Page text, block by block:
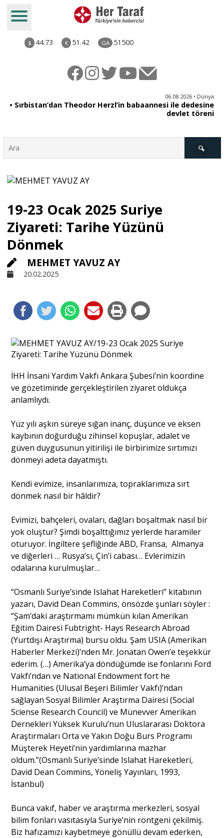
$ 44.73 € 51.42 GA 51500
06.08.2026 • Dünya
• Sırbistan’dan Theodor Herzl’in babaannesi ile dedesine
devlet töreni
Derkenar
Ekonomi
Dünya
Yorum - Analiz
Yazı Dizisi
Dosya Haber
Ankara Analiz
Sağlık
19-23 Ocak 2025 Suriye
Ziyareti: Tarihe Yüzünü
Dönmek
MEHMET YAVUZ AY
20.02.2025
İHH İnsani Yardım Vakfı Ankara Şubesi’nin koordine
ve gözetiminde gerçekleştirilen ziyaret oldukça
anlamlıydı.
Yüz yılı aşkın süreye sığan inanç, düşünce ve eksen
kaybının doğurduğu zihinsel kopuşlar, adalet ve
güven duygusunun yitirilişi ile birbirimize sırtımızı
dönmeyi adeta dayatmıştı.
Kendi evimize, insanlarımıza, topraklarımıza sırt
dönmek nasıl bir hâldir?
Evimizi, bahçeleri, ovaları, dağları boşaltmak nasıl bir
yok oluştur? Şimdi boşalttığımız yerlerde haramiler
oturuyor. İngiltere şefliğinde ABD, Fransa, Almanya
ve diğerleri … Rusya’sı, Çin’i cabası… Evlerimizin
odalarına kurulmuşlar…
“Osmanlı Suriye’sinde Islahat Hareketleri” kitabının
yazarı, David Dean Commins, önsözde şunları söyler :
“Şam’daki araştırmamı mümkün kılan Amerikan
Eğitim Dairesi Fubtright- Hays Research Abroad
(Yurtdışı Araştırma) bursu oldu. Şam USIA (Amerikan
Haberler Merkezi)’nden Mr. Jonatan Owen’e teşekkür
ederim. (…) Amerika’ya döndüğümde ise fonlarını Ford
Vakfı’ndan ve National Endowment fort he
Humanities (Ulusal Beşeri Bilimler Vakfı)’ndan
sağlayan Sosyal Bilimler Araştırma Dairesi (Social
Sciense Research Council) ve Münevver Amerikan
Dernekleri Yüksek Kurulu’nun Uluslararası Doktora
Araştırmaları Orta ve Yakın Doğu Burs Programı
Müşterek Heyeti’nin yardımlarına mazhar
oldum.”(Osmanlı Suriye’sinde Islahat Hareketleri,
David Dean Commins, Yöneliş Yayınları, 1993,
İstanbul)
Bunca vakıf, haber ve araştırma merkezleri, sosyal
bilim fonları vasıtasıyla Suriye’nin röntgeni çekilmiş.
Biz hafızamızı kaybetmeye gönüllü devam ederken,